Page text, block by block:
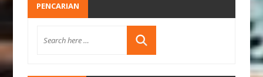
PENCARIAN